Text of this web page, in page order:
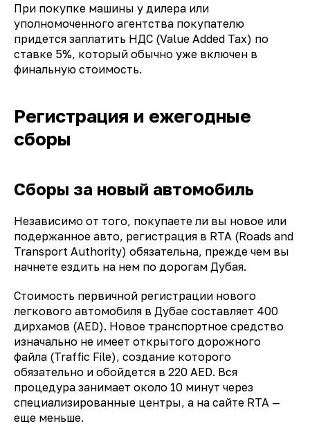
При покупке машины у дилера или
уполномоченного агентства покупателю
придется заплатить НДС (Value Added Tax) по
ставке 5%, который обычно уже включен в
финальную стоимость.
Регистрация и ежегодные
сборы
Сборы за новый автомобиль
Независимо от того, покупаете ли вы новое или
подержанное авто, регистрация в RTA (Roads and
Transport Authority) обязательна, прежде чем вы
начнете ездить на нем по дорогам Дубая.
Стоимость первичной регистрации нового
легкового автомобиля в Дубае составляет 400
дирхамов (AED). Новое транспортное средство
изначально не имеет открытого дорожного
файла (Traffic File), создание которого
обязательно и обойдется в 220 AED. Вся
процедура занимает около 10 минут через
специализированные центры, а на сайте RTA —
еще меньше.